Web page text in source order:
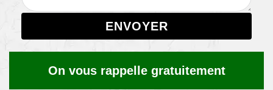
On vous rappelle gratuitement